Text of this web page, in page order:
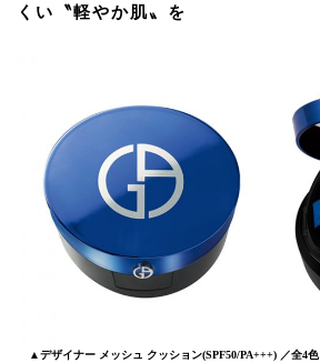
くい〝軽やか肌〟を
▲デザイナー メッシュ クッション(SPF50/PA+++) ／全4